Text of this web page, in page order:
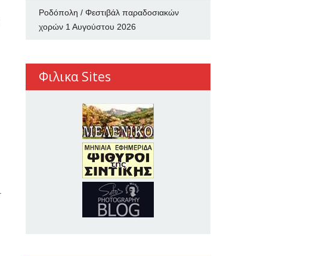
Ροδόπολη / Φεστιβάλ παραδοσιακών
χορών 1 Αυγούστου 2026
Φιλικα Sites